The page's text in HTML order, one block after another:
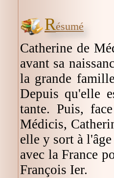
Résumé
Catherine de
avant sa
la grande
Depuis qu'elle
tante. Puis,
Médicis,
elle y sort à
avec la France
François Ier.